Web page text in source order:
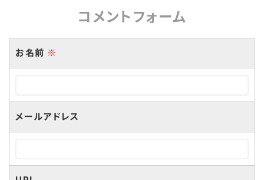
コメントフォーム
お名前 ※
メールアドレス